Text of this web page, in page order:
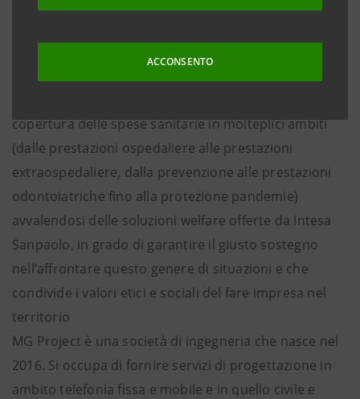
ACCONSENTO
Compagnia di assicurazioni della Divisione Insurance
di Intesa Sanpaolo.
copertura delle spese sanitarie in molteplici ambiti
(dalle prestazioni ospedaliere alle prestazioni
extraospedaliere, dalla prevenzione alle prestazioni
odontoiatriche fino alla protezione pandemie)
avvalendosi delle soluzioni welfare offerte da Intesa
Sanpaolo, in grado di garantire il giusto sostegno
nell’affrontare questo genere di situazioni e che
condivide i valori etici e sociali del fare impresa nel
territorio
MG Project è una società di ingegneria che nasce nel
2016. Si occupa di fornire servizi di progettazione in
ambito telefonia fissa e mobile e in quello civile e